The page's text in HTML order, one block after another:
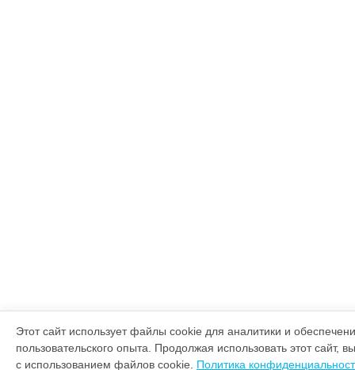
Этот сайт использует файлы cookie для аналитики и
пользовательского опыта. Продолжая использовать этот сайт,
с использованием файлов cookie. Политика